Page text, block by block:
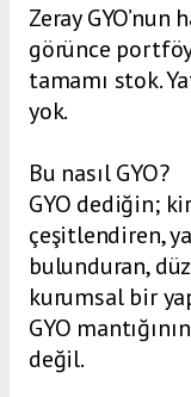
Zeray
görünce
tamamı stok.
yok.
Bu nasıl GYO?
GYO dediğin;
çeşitlendiren,
bulunduran,
kurumsal bir
GYO
değil.